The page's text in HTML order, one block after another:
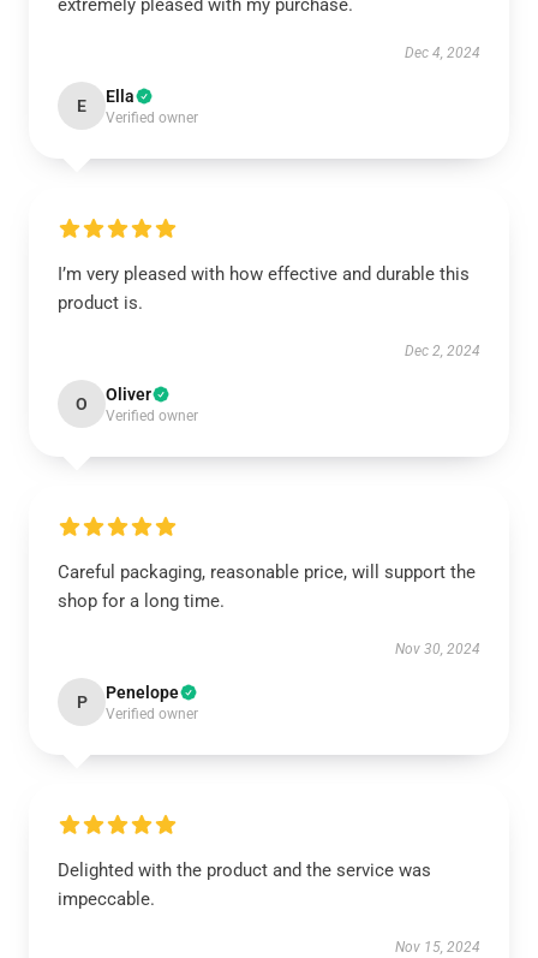
extremely pleased with my purchase.
Dec 4, 2024
E Ella
Verified owner
I’m very pleased with how effective and durable this
product is.
Dec 2, 2024
O Oliver
Verified owner
Careful packaging, reasonable price, will support the
shop for a long time.
Nov 30, 2024
P Penelope
Verified owner
Delighted with the product and the service was
impeccable.
Nov 15, 2024